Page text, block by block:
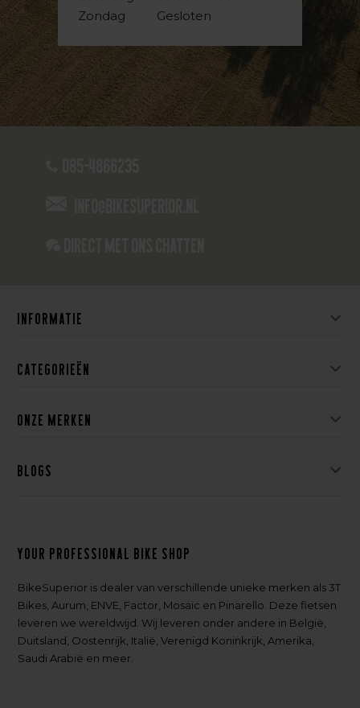
Zondag
Gesloten
Informatie
Categorieën
Onze merken
Blogs
Your professional bike shop
BikeSuperior is dealer van verschillende unieke merken als 3T
Bikes, Aurum, ENVE, Factor, Mosaic en Pinarello. Deze fietsen
leveren we wereldwijd. Wij leveren onder andere in België,
Duitsland, Oostenrijk, Italië, Verenigd Koninkrijk, Amerika,
Saudi Arabië en meer.